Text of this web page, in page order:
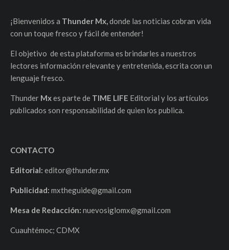
¡Bienvenidos a Thunder Mx,donde las noticias cobran vida
con un toque fresco y fácil de entender!
El objetivo de esta plataforma es brindarles a nuestros
lectores información relevante y entretenida, escrita con un
lenguaje fresco.
Thunder Mxes parte de TIME LIFE Editorial y los artículos
publicados son responsabilidad de quien los publica.
CONTACTO
Editorial: editor@thunder.mx
Publicidad: mxtheguide@gmail.com
Mesa de Redacción: nuevosiglomx@gmail.com
Cuauhtémoc; CDMX